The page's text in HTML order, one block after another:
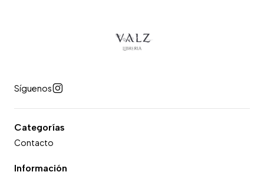
Síguenos
Categorías
Contacto
Información